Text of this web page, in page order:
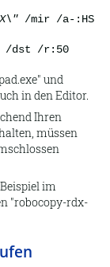
/mir /a-:HS
/dst /r:50
und
in den Editor.
Ihren
müssen
im
"robocopy-rdx-